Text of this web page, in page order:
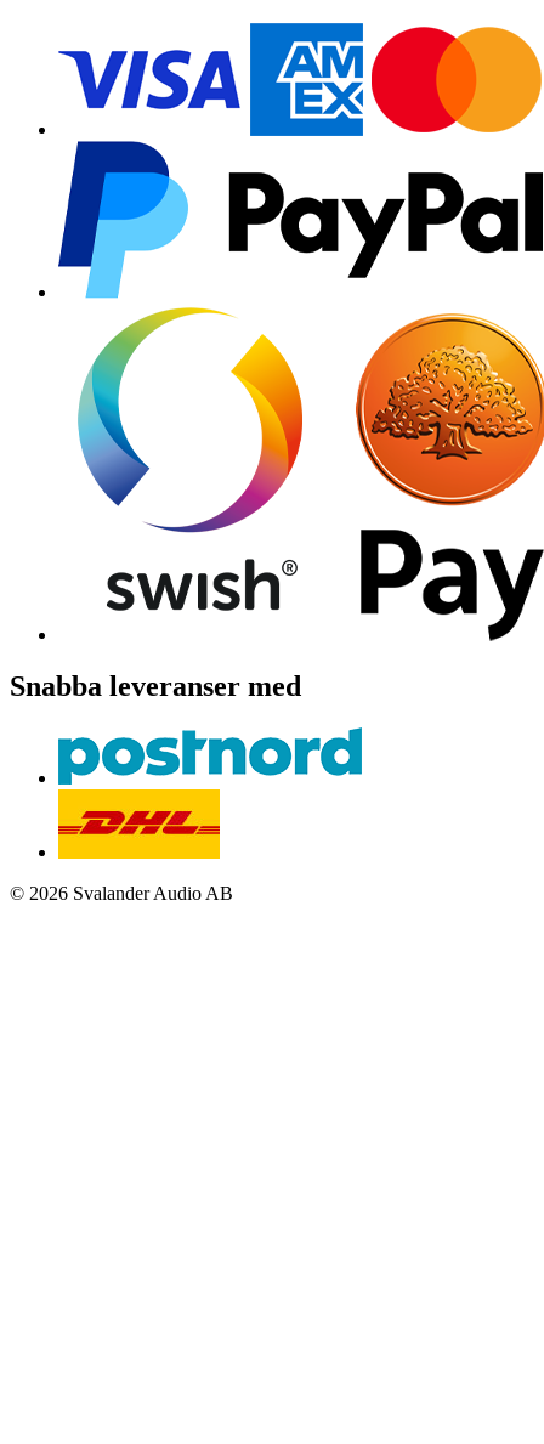
Snabba leveranser med
© 2026 Svalander Audio AB